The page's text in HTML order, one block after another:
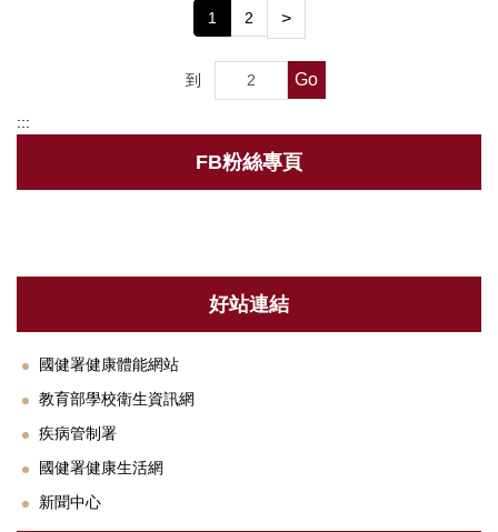
登革熱相關資訊
法規與SOP
單位設備及校園友善設施介紹
下載專區
常見Q&A
聯絡我們
鄰近醫療資源
1 2 >
到 Go
:::
FB粉絲專頁
好站連結
國健署健康體能網站
教育部學校衛生資訊網
疾病管制署
國健署健康生活網
新聞中心